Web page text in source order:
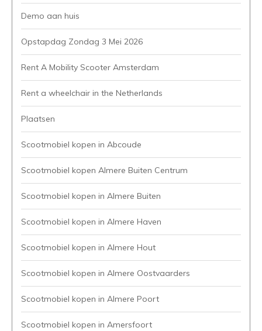
Demo aan huis
Opstapdag Zondag 3 Mei 2026
Rent A Mobility Scooter Amsterdam
Rent a wheelchair in the Netherlands
Plaatsen
Scootmobiel kopen in Abcoude
Scootmobiel kopen Almere Buiten Centrum
Scootmobiel kopen in Almere Buiten
Scootmobiel kopen in Almere Haven
Scootmobiel kopen in Almere Hout
Scootmobiel kopen in Almere Oostvaarders
Scootmobiel kopen in Almere Poort
Scootmobiel kopen in Amersfoort